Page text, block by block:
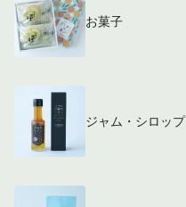
お菓子
ジャム・シロップ